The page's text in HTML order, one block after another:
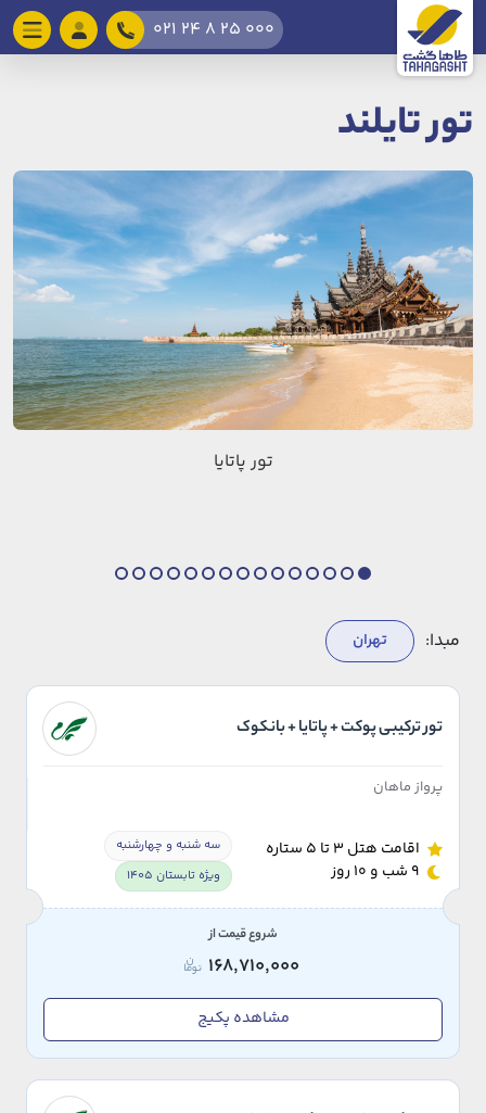
021 24 8 25 000
تور تایلند
تور پاتایا
مبدا: تهران
تور ترکیبی پوکت + پاتایا + بانکوک
پرواز ماهان
اقامت هتل 3 تا 5 ستاره
9 شب و 10 روز
سه شنبه و چهارشنبه
ویژه تابستان 1405
شروع قیمت از
168,710,000
مشاهده پکیج